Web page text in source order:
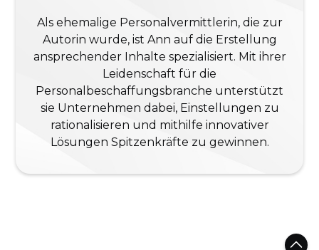
Als ehemalige Personalvermittlerin, die zur
Autorin wurde, ist Ann auf die Erstellung
ansprechender Inhalte spezialisiert. Mit ihrer
Leidenschaft für die
Personalbeschaffungsbranche unterstützt
sie Unternehmen dabei, Einstellungen zu
rationalisieren und mithilfe innovativer
Lösungen Spitzenkräfte zu gewinnen.